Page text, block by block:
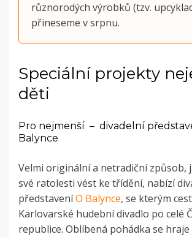
různorodých výrobků (tzv.
přineseme v srpnu.
Speciální projekty
děti
Pro nejmenší – divadelní
Balynce
Velmi originální a netradiční způsob,
své ratolesti vést ke třídění, nabízí
představeníO Balynce, se kterým
Karlovarské hudební divadlo po celé
republice. Oblíbená pohádka se